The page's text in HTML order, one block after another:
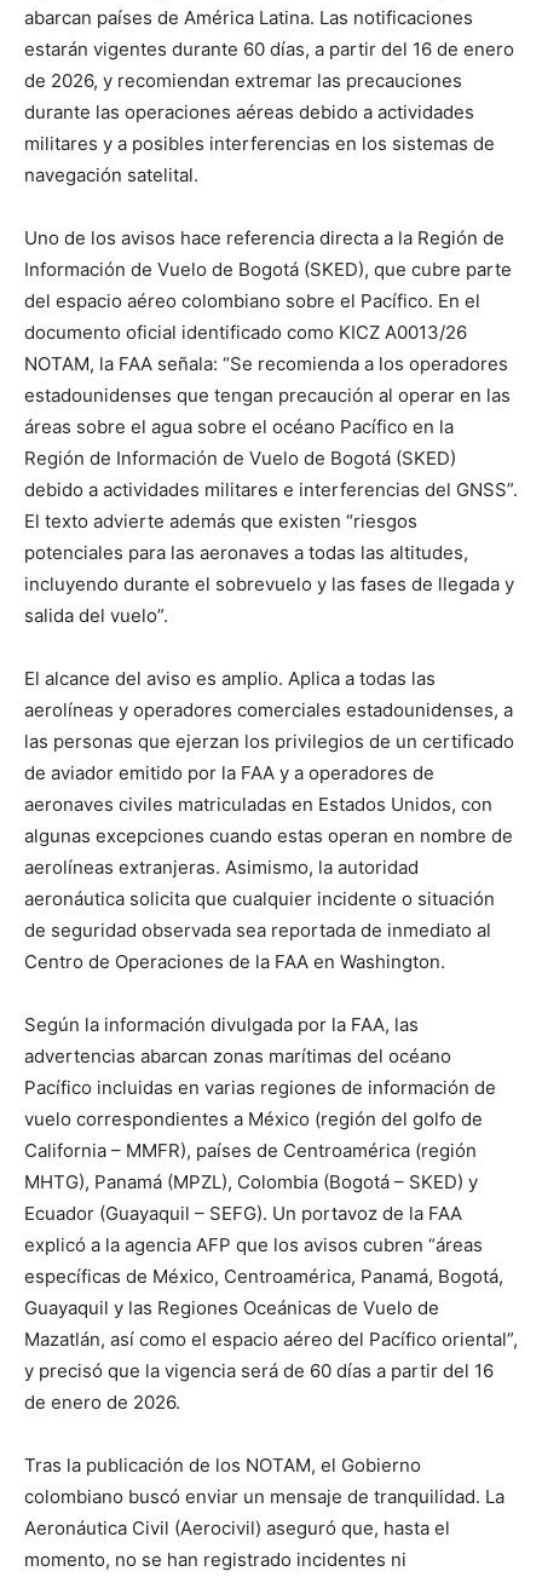
abarcan países de América Latina. Las notificaciones
estarán vigentes durante 60 días, a partir del 16 de enero
de 2026, y recomiendan extremar las precauciones
durante las operaciones aéreas debido a actividades
militares y a posibles interferencias en los sistemas de
navegación satelital.
Uno de los avisos hace referencia directa a la Región de
Información de Vuelo de Bogotá (SKED), que cubre parte
del espacio aéreo colombiano sobre el Pacífico. En el
documento oficial identificado como KICZ A0013/26
NOTAM, la FAA señala: “Se recomienda a los operadores
estadounidenses que tengan precaución al operar en las
áreas sobre el agua sobre el océano Pacífico en la
Región de Información de Vuelo de Bogotá (SKED)
debido a actividades militares e interferencias del GNSS”.
El texto advierte además que existen “riesgos
potenciales para las aeronaves a todas las altitudes,
incluyendo durante el sobrevuelo y las fases de llegada y
salida del vuelo”.
El alcance del aviso es amplio. Aplica a todas las
aerolíneas y operadores comerciales estadounidenses, a
las personas que ejerzan los privilegios de un certificado
de aviador emitido por la FAA y a operadores de
aeronaves civiles matriculadas en Estados Unidos, con
algunas excepciones cuando estas operan en nombre de
aerolíneas extranjeras. Asimismo, la autoridad
aeronáutica solicita que cualquier incidente o situación
de seguridad observada sea reportada de inmediato al
Centro de Operaciones de la FAA en Washington.
Según la información divulgada por la FAA, las
advertencias abarcan zonas marítimas del océano
Pacífico incluidas en varias regiones de información de
vuelo correspondientes a México (región del golfo de
California – MMFR), países de Centroamérica (región
MHTG), Panamá (MPZL), Colombia (Bogotá – SKED) y
Ecuador (Guayaquil – SEFG). Un portavoz de la FAA
explicó a la agencia AFP que los avisos cubren “áreas
específicas de México, Centroamérica, Panamá, Bogotá,
Guayaquil y las Regiones Oceánicas de Vuelo de
Mazatlán, así como el espacio aéreo del Pacífico oriental”,
y precisó que la vigencia será de 60 días a partir del 16
de enero de 2026.
Tras la publicación de los NOTAM, el Gobierno
colombiano buscó enviar un mensaje de tranquilidad. La
Aeronáutica Civil (Aerocivil) aseguró que, hasta el
momento, no se han registrado incidentes ni